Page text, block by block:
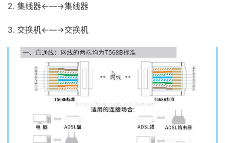
2. 集线器←—→集线器
3. 交换机←—→交换机